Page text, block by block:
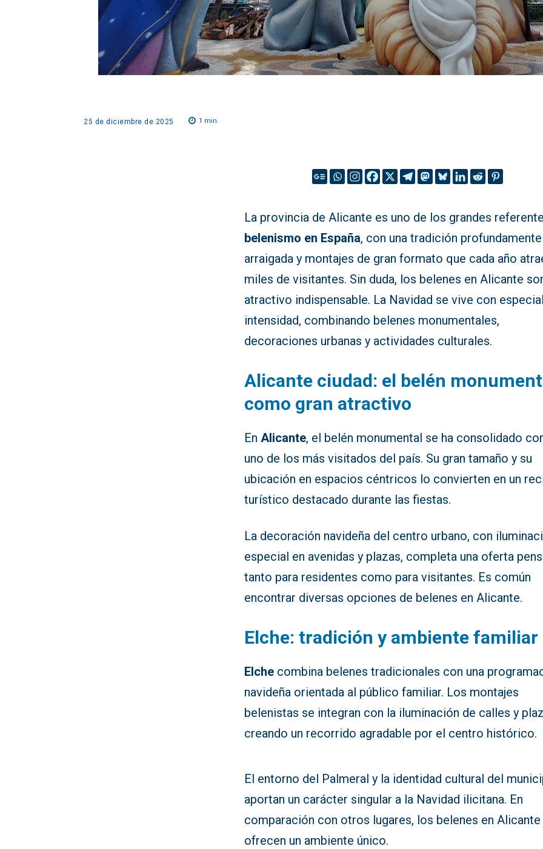
25 de diciembre de 2025 1 min.
La provincia de Alicante es uno de los grandes
belenismo en España, con una tradición profundamente
arraigada y montajes de gran formato que cada año
miles de visitantes. Sin duda, los belenes en Alicante
atractivo indispensable. La Navidad se vive con especial
intensidad, combinando belenes monumentales,
decoraciones urbanas y actividades culturales.
Alicante ciudad: el belén
como gran atractivo
EnAlicante, el belén monumental se ha consolidado
uno de los más visitados del país. Su gran tamaño y su
ubicación en espacios céntricos lo convierten en un
turístico destacado durante las fiestas.
La decoración navideña del centro urbano, con
especial en avenidas y plazas, completa una oferta
tanto para residentes como para visitantes. Es común
encontrar diversas opciones de belenes en Alicante.
Elche: tradición y ambiente familiar
Elche combina belenes tradicionales con una
navideña orientada al público familiar. Los montajes
belenistas se integran con la iluminación de calles y
creando un recorrido agradable por el centro histórico.
El entorno del Palmeral y la identidad cultural del
aportan un carácter singular a la Navidad ilicitana. En
comparación con otros lugares, los belenes en Alicante
ofrecen un ambiente único.